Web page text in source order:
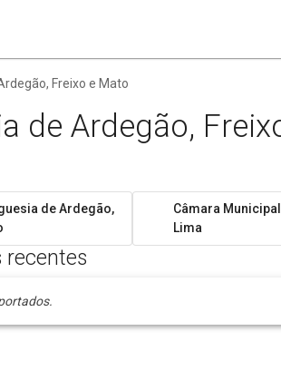
Freixo e Mato
de Ardegão,
de Ardegão,
Câmara
Lima
recentes